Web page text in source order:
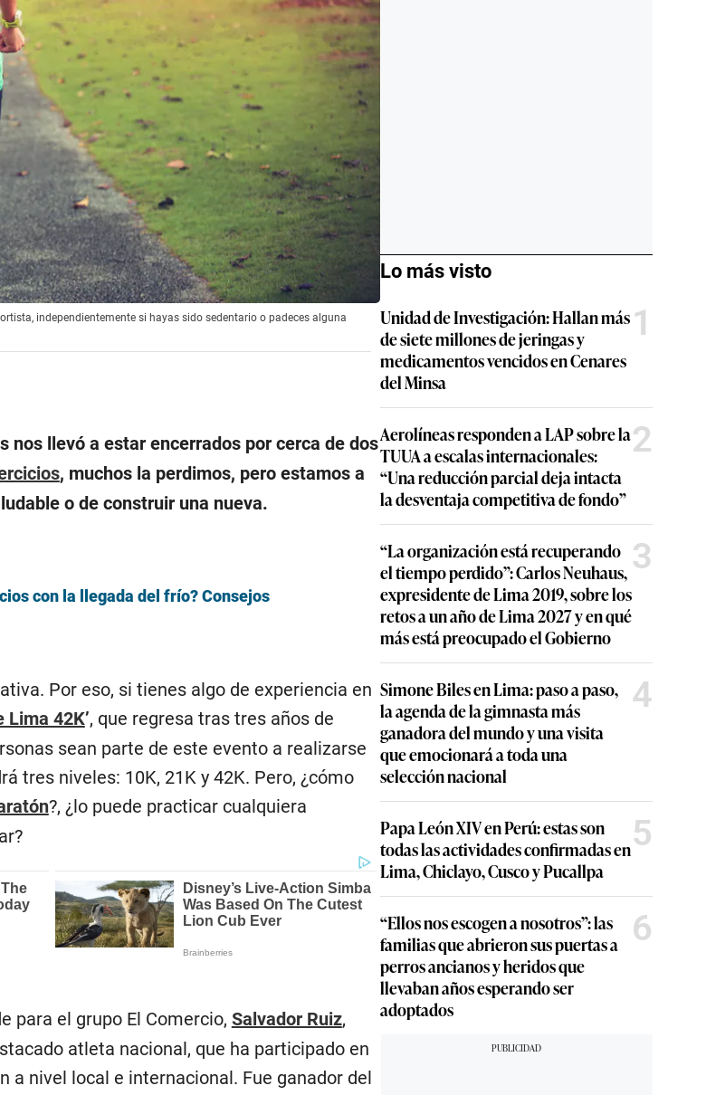
independientemente si hayas sido sedentario o padeces alguna
nos llevó a estar encerrados por cerca de dos
, muchos la perdimos, pero estamos a
o de construir una nueva.
con la llegada del frío? Consejos
Por eso, si tienes algo de experiencia en
Lima 42K’, que regresa tras tres años de
sean parte de este evento a realizarse
tres niveles: 10K, 21K y 42K. Pero, ¿cómo
?, ¿lo puede practicar cualquiera
para el grupo El Comercio, Salvador Ruiz,
atleta nacional, que ha participado en
a nivel local e internacional. Fue ganador del
Lo más visto
Unidad de Investigación: Hallan más
de siete millones de jeringas y
medicamentos vencidos en Cenares
del Minsa
1
Aerolíneas responden a LAP sobre la
TUUA a escalas internacionales:
“Una reducción parcial deja intacta
la desventaja competitiva de fondo”
2
“La organización está recuperando
el tiempo perdido”: Carlos Neuhaus,
expresidente de Lima 2019, sobre los
retos a un año de Lima 2027 y en qué
más está preocupado el Gobierno
3
Simone Biles en Lima: paso a paso,
la agenda de la gimnasta más
ganadora del mundo y una visita
que emocionará a toda una
selección nacional
4
Papa León XIV en Perú: estas son
todas las actividades confirmadas en
Lima, Chiclayo, Cusco y Pucallpa
5
“Ellos nos escogen a nosotros”: las
familias que abrieron sus puertas a
perros ancianos y heridos que
llevaban años esperando ser
adoptados
6